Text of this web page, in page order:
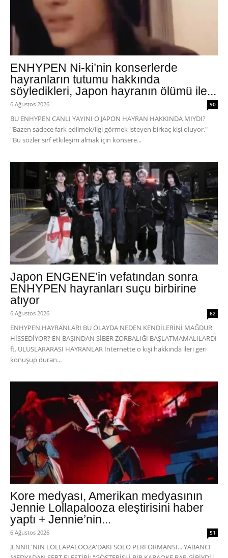
ENHYPEN Ni-ki’nin konserlerde
hayranların tutumu hakkında
söyledikleri, Japon hayranın ölümü ile...
6 Ağustos 2026 90
BU ENHYPEN CANLI YAYINI O JAPON HAYRAN HAKKINDA MIYDI?
"Bazen sadece fark edilmek/ilgi görmek isteyen birkaç kişi oluyor."
"Bu sözler sırf etkileşim almak için konsere...
Japon ENGENE’in vefatından sonra
ENHYPEN hayranları suçu birbirine
atıyor
6 Ağustos 2026 62
ENHYPEN HAYRANLARI BU OLAYDA NEDEN KENDİLERİNİ MAĞDUR
HİSSEDİYOR? EN BAŞINDAN SİBER ZORBALIĞI BAŞLATMAMALILARDI
ft. ULUSLARARASI HAYRANLAR İnternette o kişi hakkında ileri geri
konuşup duran...
Kore medyası, Amerikan medyasının
Jennie Lollapalooza eleştirisini haber
yaptı + Jennie’nin...
6 Ağustos 2026 51
JENNIE'NİN LOLLAPALOOZA'DAKİ SOLO PERFORMANSI... YABANCI